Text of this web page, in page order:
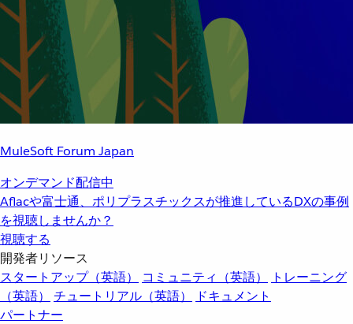
MuleSoft Forum Japan
オンデマンド配信中
Aflacや富士通、ポリプラスチックスが推進しているDXの事例
を視聴しませんか？
視聴する
開発者リソース
スタートアップ（英語）
コミュニティ（英語）
トレーニング
（英語）
チュートリアル（英語）
ドキュメント
パートナー